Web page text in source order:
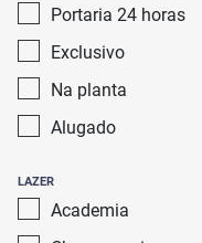
Portaria 24 horas
Exclusivo
Na planta
Alugado
LAZER
Academia